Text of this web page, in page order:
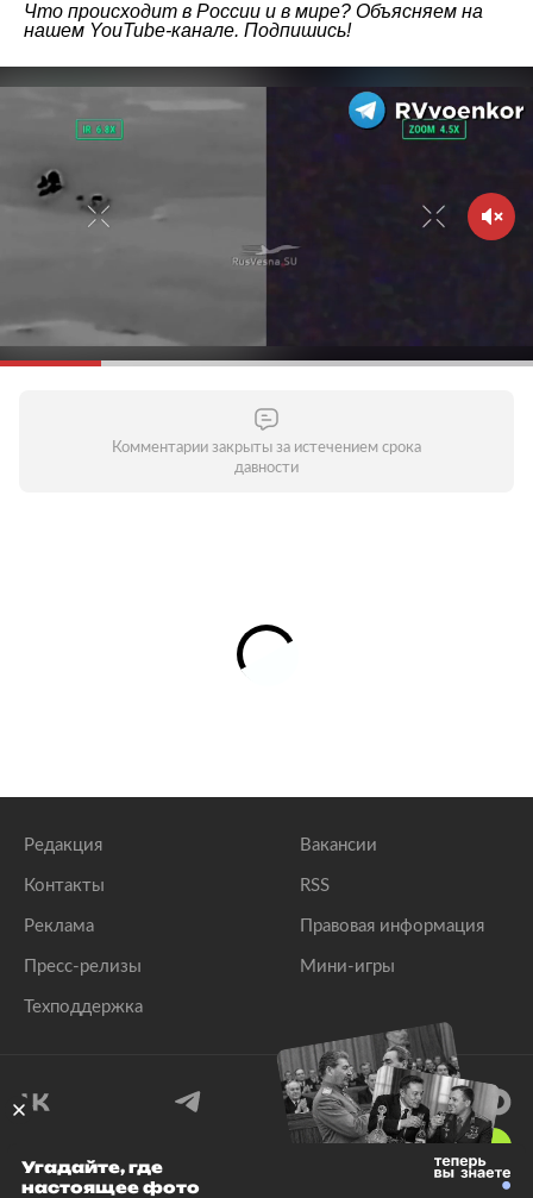
Что происходит в России и в мире? Объясняем на
нашем YouTube-канале. Подпишись!
Комментарии закрыты за истечением срока
давности
Редакция
Контакты
Реклама
Пресс-релизы
Техподдержка
Вакансии
RSS
Правовая информация
Мини-игры
© 1999–2026 Все права защищены.
Угадайте, где
настоящее фото